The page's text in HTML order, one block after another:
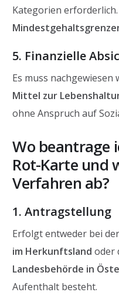
Kategorien
5. Finanzielle
Es muss nachgewiesen
Mittel zur
ohne Anspruch auf
Wo beantrage
Rot-Karte und
Verfahren ab?
1. Antragstellung
Erfolgt entweder bei der
im Herkunftsland oder
Landesbehörde in
Aufenthalt besteht.